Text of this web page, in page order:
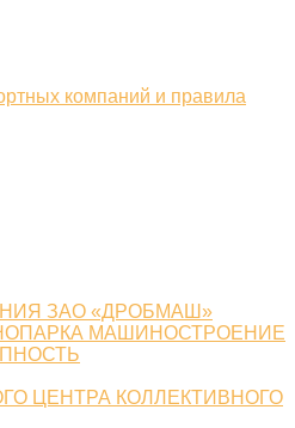
компаний и правила
ЗАО «ДРОБМАШ»
МАШИНОСТРОЕНИЕ
ЦЕНТРА КОЛЛЕКТИВНОГО